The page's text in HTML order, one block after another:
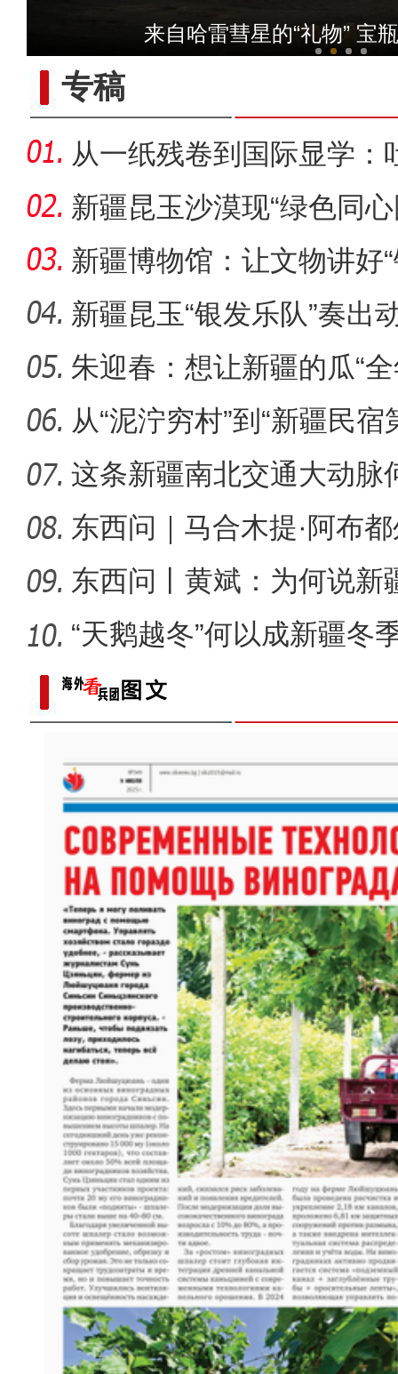
【与你为邻】新疆水
侨乡故事 | 哈班拜的
来自哈雷彗星的“礼物” 宝
专稿
从一纸残卷到国际显学：
出“冷门”
新疆昆玉沙漠现“绿色同
生态
新疆博物馆：让文物讲好
新疆昆玉“银发乐队”奏出
朱迎春：想让新疆的瓜“
从“泥泞穷村”到“新疆民
桂
这条新疆南北交通大动脉
度”？
东西问｜马合木提·阿布
何以实
东西问丨黄斌：为何说新
一部交
“天鹅越冬”何以成新疆冬